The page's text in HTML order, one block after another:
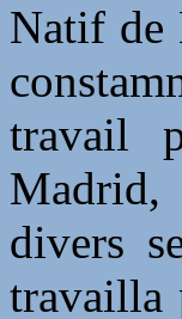
Natif de
travail
Madrid,
divers
travailla